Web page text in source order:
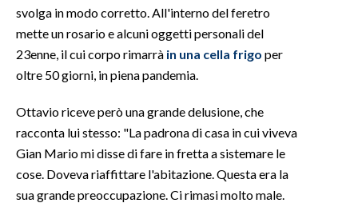
svolga in modo corretto. All'interno del feretro
mette un rosario e alcuni oggetti personali del
23enne, il cui corpo rimarrà in una cella frigo per
oltre 50 giorni, in piena pandemia.
Ottavio riceve però una grande delusione, che
racconta lui stesso: "La padrona di casa in cui viveva
Gian Mario mi disse di fare in fretta a sistemare le
cose. Doveva riaffittare l'abitazione. Questa era la
sua grande preoccupazione. Ci rimasi molto male.